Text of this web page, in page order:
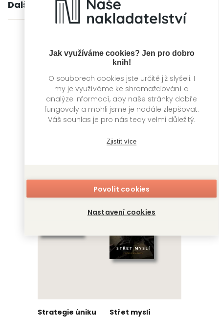
Jak využíváme cookies? Jen pro dobro
knih!
O souborech cookies jste určitě již slyšeli. I
my je využíváme ke shromažďování a
analýze informací, aby naše stránky dobře
fungovaly a mohli jsme je nadále zlepšovat.
Váš souhlas je pro nás tedy velmi důležitý.
Zjistit více
Povolit cookies
Nastavení cookies
Další knihy autora
Martha Wells
Martha Wells
Strategie úniku
Střet myslí